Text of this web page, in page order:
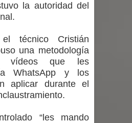
la autoridad del
técnico Cristián
una metodología
vídeos que les
WhatsApp y los
aplicar durante el
“les mando